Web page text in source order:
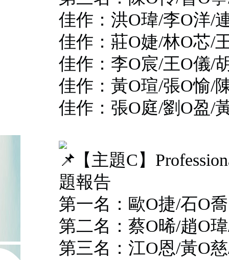
佳作：洪O瑋/李O洋/
佳作：莊O婕/林O芯/
佳作：李O宸/王O儀/
佳作：黃O瑄/張O愉/
佳作：張O庭/劉O盈/
【主題C】
題報告
第一名：歐O捷/石O喬
第二名：蔡O晞/趙O
第三名：江O恩/黃O